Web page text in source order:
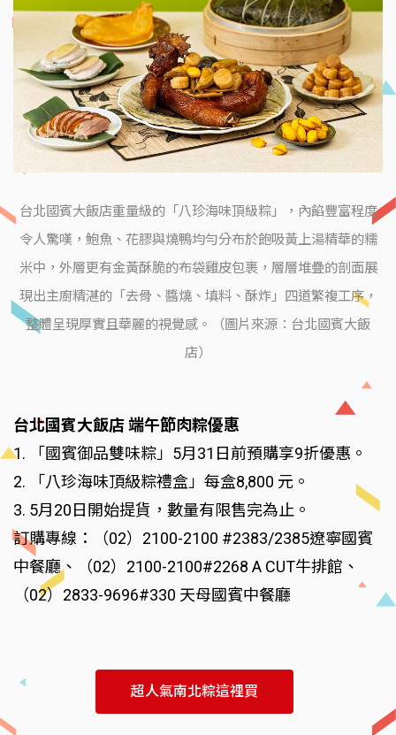
台北國賓大飯店重量級的「八珍海味頂級粽」，內餡豐富程度
令人驚嘆，鮑魚、花膠與燒鴨均勻分布於飽吸黃上湯精華的糯
米中，外層更有金黃酥脆的布袋雞皮包裹，層層堆疊的剖面展
現出主廚精湛的「去骨、醬燒、填料、酥炸」四道繁複工序，
整體呈現厚實且華麗的視覺感。（圖片來源：台北國賓大飯
店）
台北國賓大飯店 端午節肉粽優惠
1. 「國賓御品雙味粽」5月31日前預購享9折優惠。
2. 「八珍海味頂級粽禮盒」每盒8,800 元。
3. 5月20日開始提貨，數量有限售完為止。
訂購專線：（02）2100-2100 #2383/2385遼寧國賓
中餐廳、（02）2100-2100#2268 A CUT牛排館、
（02）2833-9696#330 天母國賓中餐廳
超人氣南北粽這裡買